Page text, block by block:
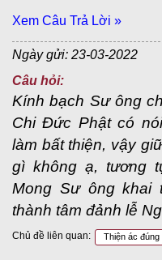
Xem Câu Trả Lời »
Ngày gửi: 23-03-2022
Câu hỏi:
Kính bạch Sư ông
Chi Đức Phật có
làm bất thiện, vậy
gì không ạ, tương
Mong Sư ông khai
thành tâm đảnh lễ
Chủ đề liên quan: Thiện ác đúng